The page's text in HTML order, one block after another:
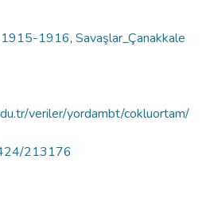
1915-1916, Savaşlar_Çanakkale
veriler/yordambt/cokluortam/
213176